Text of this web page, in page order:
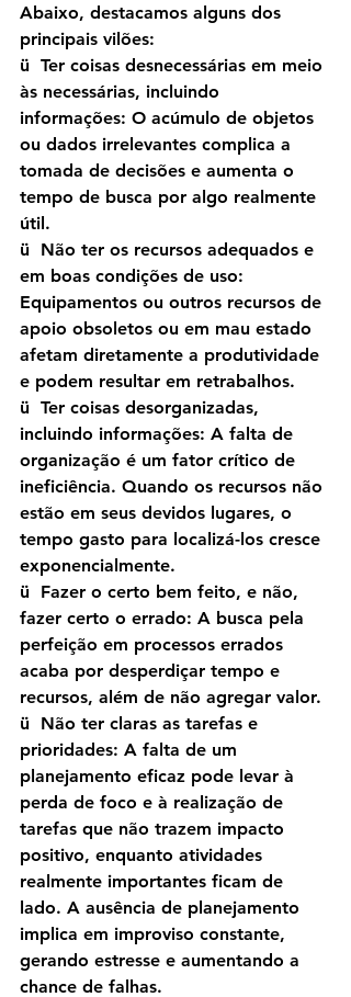
Abaixo, destacamos alguns dos
principais vilões:
ü  Ter coisas desnecessárias em meio
às necessárias, incluindo
informações: O acúmulo de objetos
ou dados irrelevantes complica a
tomada de decisões e aumenta o
tempo de busca por algo realmente
útil.
ü  Não ter os recursos adequados e
em boas condições de uso:
Equipamentos ou outros recursos de
apoio obsoletos ou em mau estado
afetam diretamente a produtividade
e podem resultar em retrabalhos.
ü  Ter coisas desorganizadas,
incluindo informações: A falta de
organização é um fator crítico de
ineficiência. Quando os recursos não
estão em seus devidos lugares, o
tempo gasto para localizá-los cresce
exponencialmente.
ü  Fazer o certo bem feito, e não,
fazer certo o errado: A busca pela
perfeição em processos errados
acaba por desperdiçar tempo e
recursos, além de não agregar valor.
ü  Não ter claras as tarefas e
prioridades: A falta de um
planejamento eficaz pode levar à
perda de foco e à realização de
tarefas que não trazem impacto
positivo, enquanto atividades
realmente importantes ficam de
lado. A ausência de planejamento
implica em improviso constante,
gerando estresse e aumentando a
chance de falhas.